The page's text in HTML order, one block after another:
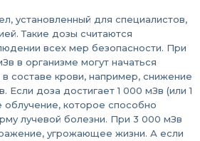
установленный для специалистов,
Такие дозы считаются
всех мер безопасности. При
в организме могут начаться
составе крови, например, снижение
Если доза достигает 1 000 мЗв (или 1
облучение, которое способно
лучевой болезни. При 3 000 мЗв
угрожающее жизни. А если